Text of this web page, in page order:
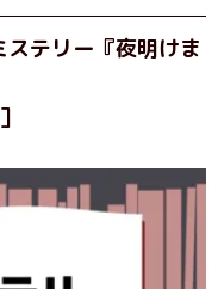
テリー『夜明けま